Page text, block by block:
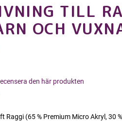
TILL
OCH
den här produkten
Raggi (65 % Premium Micro Akryl, 30